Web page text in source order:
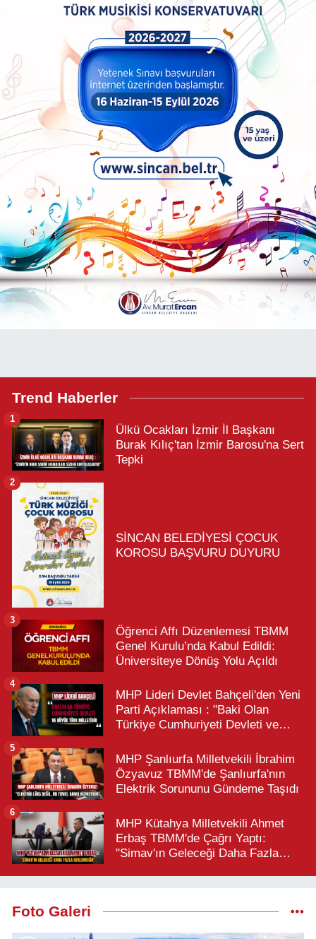
Trend Haberler
Ülkü Ocakları İzmir İl Başkanı
Burak Kılıç'tan İzmir Barosu'na Sert
Tepki
1
SİNCAN BELEDİYESİ ÇOCUK
KOROSU BAŞVURU DUYURU
2
Öğrenci Affı Düzenlemesi TBMM
Genel Kurulu’nda Kabul Edildi:
Üniversiteye Dönüş Yolu Açıldı
3
MHP Lideri Devlet Bahçeli'den Yeni
Parti Açıklaması : "Baki Olan
Türkiye Cumhuriyeti Devleti ve
4
MHP Şanlıurfa Milletvekili İbrahim
Özyavuz TBMM'de Şanlıurfa'nın
Elektrik Sorununu Gündeme Taşıdı
5
MHP Kütahya Milletvekili Ahmet
Erbaş TBMM'de Çağrı Yaptı:
"Simav'ın Geleceği Daha Fazla
6
Foto Galeri